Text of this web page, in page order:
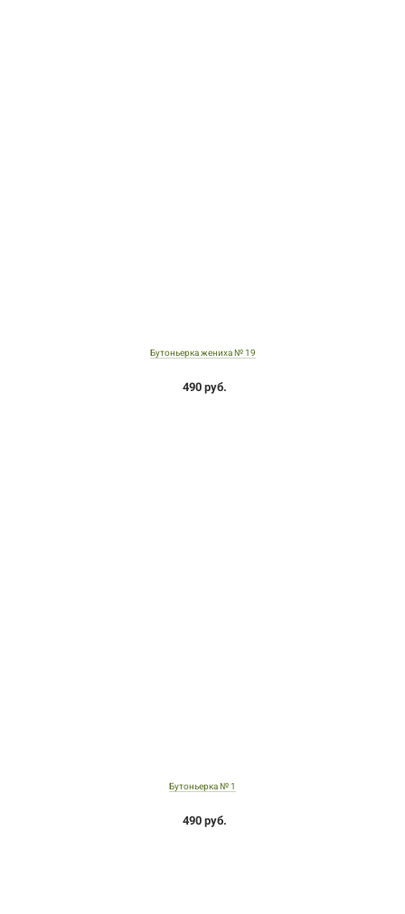
Бутоньерка жениха № 19
490 руб.
Бутоньерка № 1
490 руб.